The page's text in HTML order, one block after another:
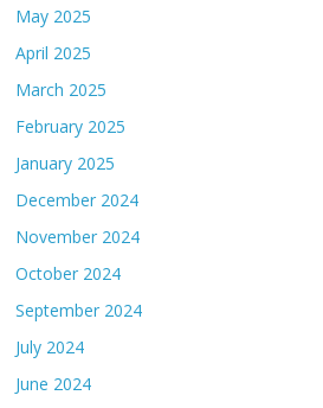
May 2025
April 2025
March 2025
February 2025
January 2025
December 2024
November 2024
October 2024
September 2024
July 2024
June 2024